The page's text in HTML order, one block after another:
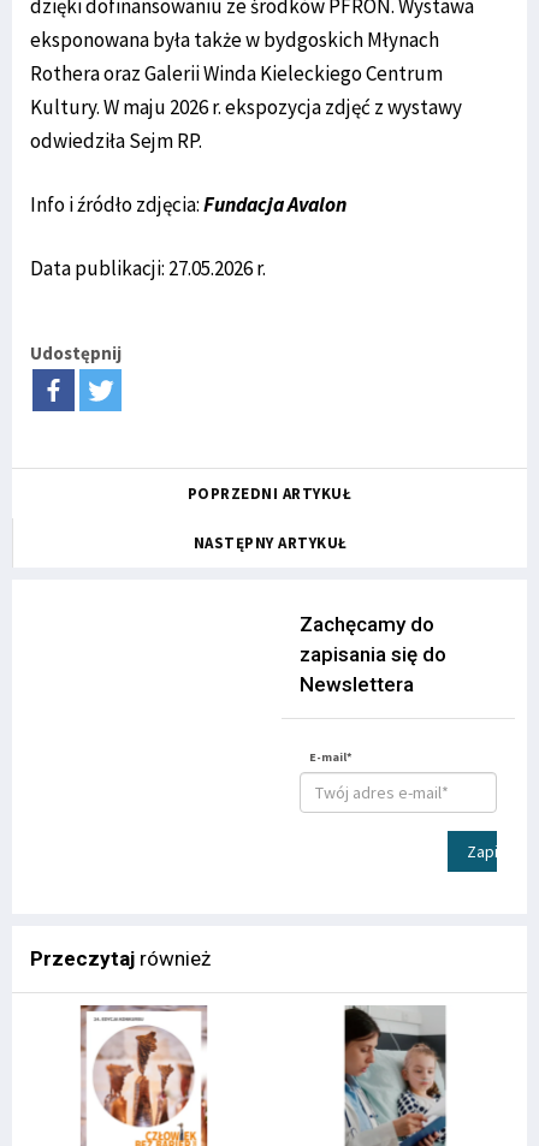
dzięki dofinansowaniu ze środków PFRON. Wystawa
eksponowana była także w bydgoskich Młynach
Rothera oraz Galerii Winda Kieleckiego Centrum
Kultury. W maju 2026 r. ekspozycja zdjęć z wystawy
odwiedziła Sejm RP.
Info i źródło zdjęcia:Fundacja Avalon
Data publikacji: 27.05.2026 r.
Udostępnij
POPRZEDNI ARTYKUŁ
NASTĘPNY ARTYKUŁ
Zachęcamy do
zapisania się do
Newslettera
E-mail*
Zapisz
Przeczytaj również